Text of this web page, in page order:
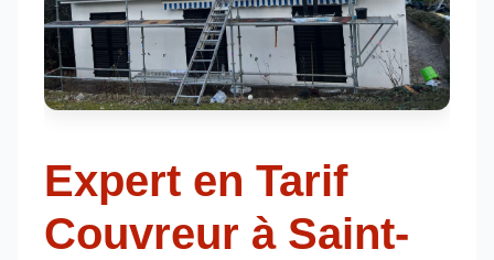
Expert en Tarif
Couvreur à Saint-